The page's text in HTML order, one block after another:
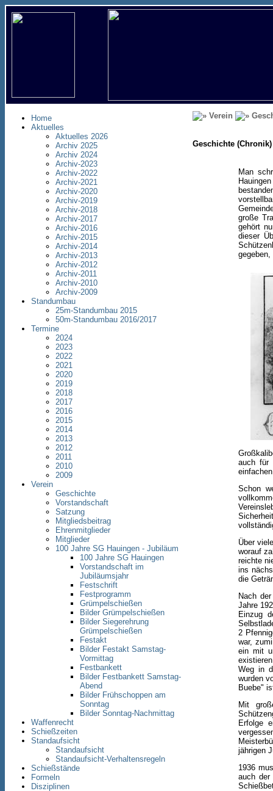
Home
Aktuelles
Aktuelles 2026
Archiv 2025
Archiv 2024
Archiv-2023
Archiv-2022
Archiv-2021
Archiv-2020
Archiv-2019
Archiv-2018
Archiv-2017
Archiv-2016
Archiv-2015
Archiv-2014
Archiv-2013
Archiv-2012
Archiv-2011
Archiv-2010
Archiv-2009
Standumbau
25m-Standumbau 2015
50m-Standumbau 2016/2017
Termine
2024
2023
2022
2021
2020
2019
2018
2017
2016
2015
2014
2013
2012
2011
2010
2009
Verein
Geschichte
Vorstandschaft
Satzung
Mitgliedsbeitrag
Ehrenmitglieder
Mitglieder
100 Jahre SG Hauingen - Jubiläum
100 Jahre SG Hauingen
Vorstandschaft im
Jubiläumsjahr
Festschrift
Festprogramm
Grümpelschießen
Bilder Grümpelschießen
Bilder Siegerehrung
Grümpelschießen
Festakt
Bilder Festakt Samstag-
Vormittag
Festbankett
Bilder Festbankett Samstag-
Abend
Bilder Frühschoppen am
Sonntag
Bilder Sonntag-Nachmittag
Waffenrecht
Schießzeiten
Standaufsicht
Standaufsicht
Standaufsicht-Verhaltensregeln
Schießstände
Formeln
Disziplinen
Verein
Geschichte
Man
große
gehört
dieser
auch für
Schon
Über
worauf
reichte
ins
die
Nach
Jahre
Einzug
2
war,
ein mit
Weg in
wurden
Buebe"
Mit
Erfolge
jährigen
1936
auch der